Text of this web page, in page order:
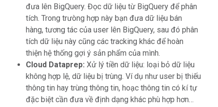
đưa lên BigQuery. Đọc dữ liệu từ BigQuery để phân
tích. Trong trưòng hợp này bạn đưa dữ liệu bán
hàng, tương tác của user lên BigQuery, sau đó phân
tích dữ liệu này cũng các tracking khác để hoàn
thiện hệ thống gợi ý sản phẩm của mình.
Cloud Dataprep: Xử lý tiền dữ liệu: loại bỏ dữ liệu
không hợp lệ, dữ liệu bị trùng. Ví dụ như user bị thiếu
thông tin hay trùng thông tin, hoạc thông tin có kí tự
đặc biệt cần đưa về định dạng khác phù hợp hơn…